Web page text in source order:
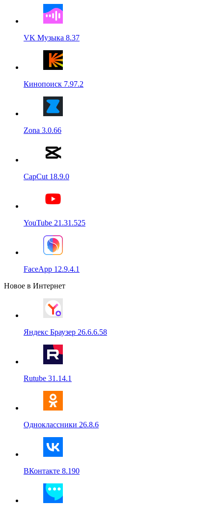
VK Музыка 8.37
Кинопоиск 7.97.2
Zona 3.0.66
CapCut 18.9.0
YouTube 21.31.525
FaceApp 12.9.4.1
Новое в Интернет
Яндекс Браузер 26.6.6.58
Rutube 31.14.1
Одноклассники 26.8.6
ВКонтакте 8.190